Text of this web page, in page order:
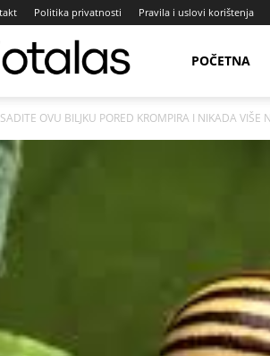
Politika privatnosti Pravila i uslovi korištenja
POČETNA
OVU BILJKU PORED KROMPIRA I NIKADA VIŠE